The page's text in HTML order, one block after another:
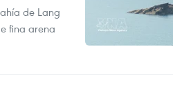
de Lang
fina arena